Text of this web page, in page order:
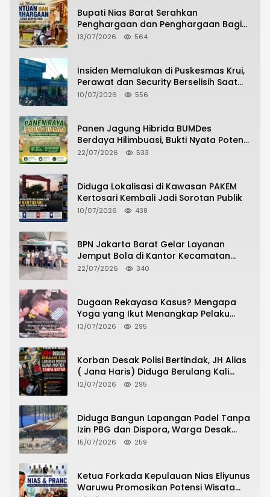
Bupati Nias Barat Serahkan
Penghargaan dan Penghargaan Bagi
Siswa Berprestasi Pada Pembukaan TA
13/07/2026 564
Insiden Memalukan di Puskesmas Krui,
Perawat dan Security Berselisih Saat
Pelayanan Pasien Berlangsung
10/07/2026 556
Panen Jagung Hibrida BUMDes
Berdaya Hilimbuasi, Bukti Nyata Potensi
Pertanian Desa
22/07/2026 533
Diduga Lokalisasi di Kawasan PAKEM
Kertosari Kembali Jadi Sorotan Publik
10/07/2026 438
BPN Jakarta Barat Gelar Layanan
Jemput Bola di Kantor Kecamatan
Grogol Petamburan, Warga Antusias
22/07/2026 340
Dugaan Rekayasa Kasus? Mengapa
Yoga yang Ikut Menangkap Pelaku
Pencurian Toko Ponsel di Pancur Batu
13/07/2026 295
Korban Desak Polisi Bertindak, JH Alias
( Jana Haris) Diduga Berulang Kali
Lakukan Modus Sewa Motor Tanpa
12/07/2026 295
Diduga Bangun Lapangan Padel Tanpa
Izin PBG dan Dispora, Warga Desak
CKTRP dan Dispora Jakarta Barat
15/07/2026 259
Ketua Forkada Kepulauan Nias Eliyunus
Waruwu Promosikan Potensi Wisata